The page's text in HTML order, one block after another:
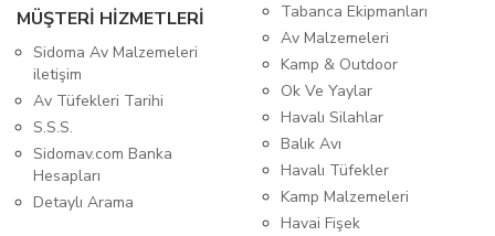
MÜŞTERİ HİZMETLERİ
Sidoma Av Malzemeleri
iletişim
Av Tüfekleri Tarihi
S.S.S.
Sidomav.com Banka
Hesapları
Detaylı Arama
Tabanca Ekipmanları
Av Malzemeleri
Kamp & Outdoor
Ok Ve Yaylar
Havalı Silahlar
Balık Avı
Havalı Tüfekler
Kamp Malzemeleri
Havai Fişek